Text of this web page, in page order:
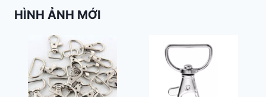
HÌNH ẢNH MỚI